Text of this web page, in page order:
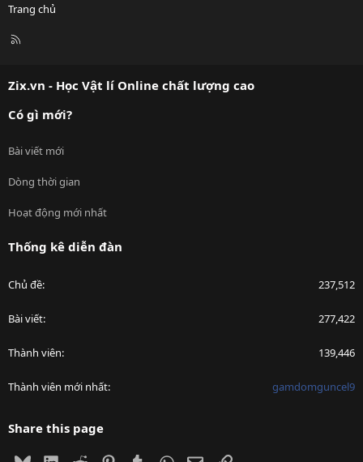
Trang chủ
R
Zix.vn - Học Vật lí Online chất lượng cao
Có gì mới?
Bài viết mới
Dòng thời gian
Hoạt động mới nhất
Thống kê diễn đàn
Chủ đề 237,512
Bài viết 277,422
Thành viên 139,446
Thành viên mới nhất gamdomguncel9
Share this page